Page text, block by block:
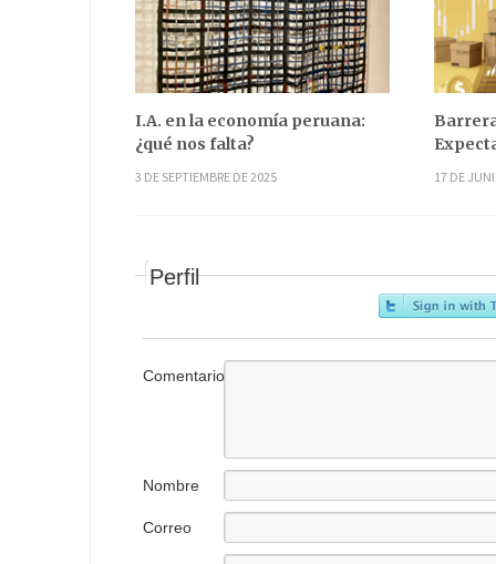
I.A. en la economía peruana:
¿qué nos falta?
3 DE SEPTIEMBRE DE 2025 17 DE
Perfil
Comentario
Nombre
Correo